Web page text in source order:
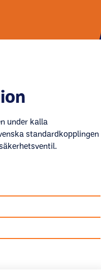
under kalla
standardkopplingen